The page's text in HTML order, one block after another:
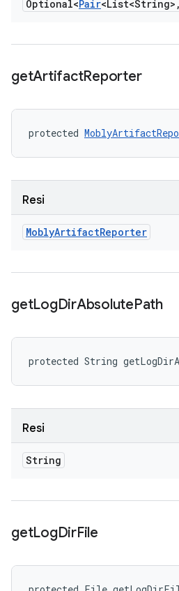
Optional<Pair<List<String> ,
getArtifactReporter
protected
Resi
MoblyArtifactReporter
getLogDirAbsolutePath
protected String
Resi
String
getLogDirFile